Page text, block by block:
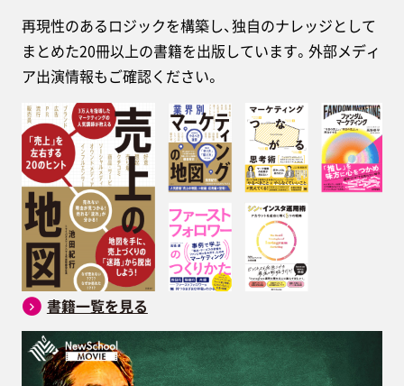
再現性のあるロジックを構築し、独自のナレッジとして
まとめた20冊以上の書籍を出版しています。外部メディ
ア出演情報もご確認ください。
書籍一覧を見る